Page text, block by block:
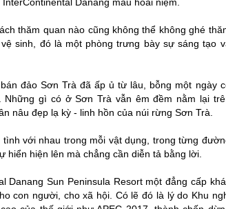
thăm quan nào cũng không thể không ghé
sinh, đó là một phòng trưng bày sự sáng tạo
đảo Sơn Trà đã ấp ủ từ lâu, bỗng một ngày
gì có ở Sơn Trà vẫn êm đềm nằm lại
nâu đẹp lạ kỳ - linh hồn của núi rừng Sơn Trà.
với nhau trong mỗi vật dụng, trong từng
hiện lên mà chẳng cần diễn tả bằng lời.
Danang Sun Peninsula Resort một đẳng cấp
con người, cho xã hội. Có lẽ đó là lý do Khu